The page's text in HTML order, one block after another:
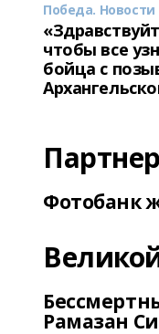
Победа. Новости
чтобы все
бойца с
Фотобанк
Рамазан